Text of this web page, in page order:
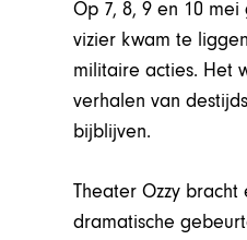
Op 7, 8, 9 en 10
vizier kwam te
militaire acties. Het
verhalen van
bijblijven.
Theater Ozzy
dramatische